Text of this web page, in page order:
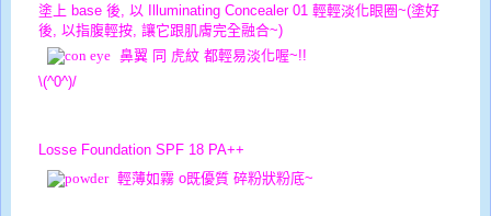
塗上 base 後, 以 Illuminating Concealer 01 輕輕淡化眼圈~(塗好
後, 以指腹輕按, 讓它跟肌膚完全融合~)
鼻翼 同 虎紋 都輕易淡化喔~!!
\(^0^)/
Losse Foundation SPF 18 PA++
輕薄如霧 o既優質 碎粉狀粉底~